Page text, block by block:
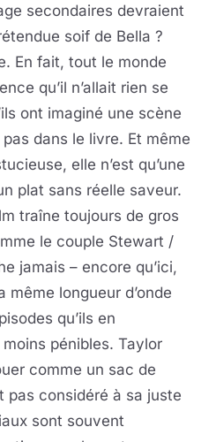
secondaires devraient
soif de Bella ?
En fait, tout le monde
qu’il n’allait rien se
ont imaginé une scène
dans le livre. Et même
elle n’est qu’une
plat sans réelle saveur.
traîne toujours de gros
le couple Stewart /
jamais – encore qu’ici,
longueur d’onde
qu’ils en
pénibles. Taylor
comme un sac de
pas considéré à sa juste
sont souvent